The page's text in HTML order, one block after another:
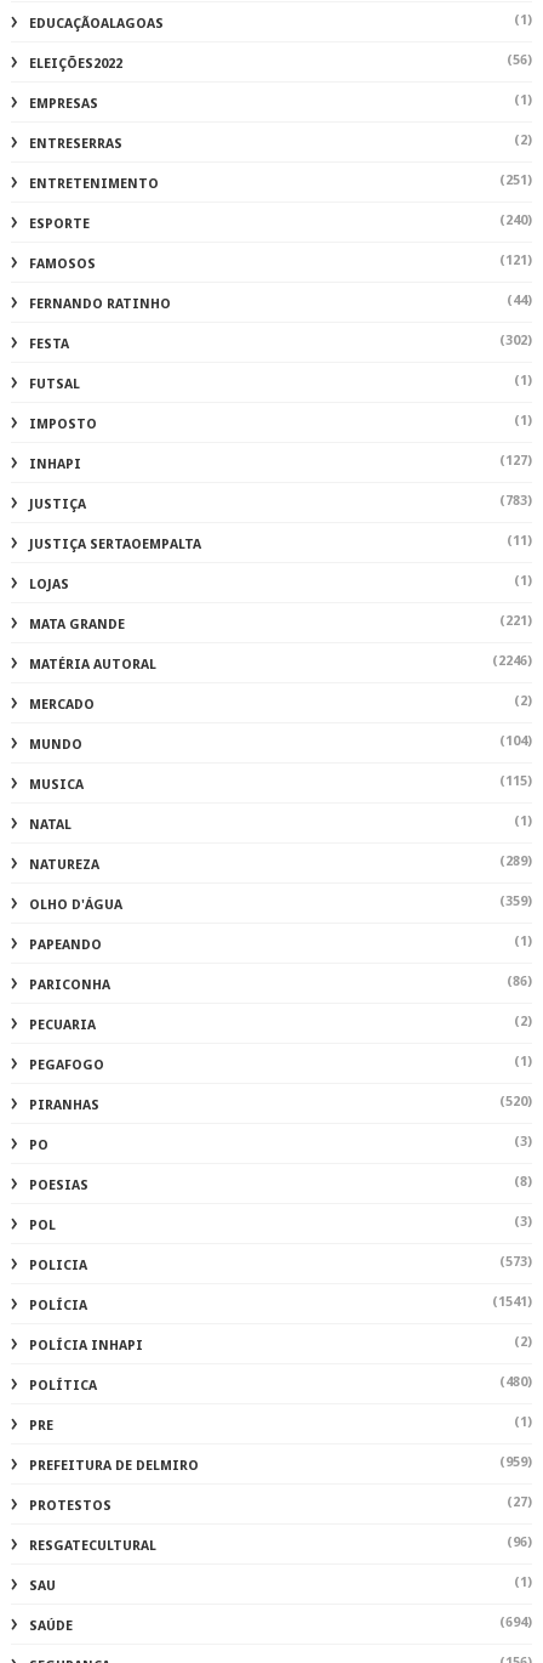
EDUCAÇÃOALAGOAS (1)
ELEIÇÕES2022 (56)
EMPRESAS (1)
ENTRESERRAS (2)
ENTRETENIMENTO (251)
ESPORTE (240)
FAMOSOS (121)
FERNANDO RATINHO (44)
FESTA (302)
FUTSAL (1)
IMPOSTO (1)
INHAPI (127)
JUSTIÇA (783)
JUSTIÇA SERTAOEMPALTA (11)
LOJAS (1)
MATA GRANDE (221)
MATÉRIA AUTORAL (2246)
MERCADO (2)
MUNDO (104)
MUSICA (115)
NATAL (1)
NATUREZA (289)
OLHO D'ÁGUA (359)
PAPEANDO (1)
PARICONHA (86)
PECUARIA (2)
PEGAFOGO (1)
PIRANHAS (520)
PO (3)
POESIAS (8)
POL (3)
POLICIA (573)
POLÍCIA (1541)
POLÍCIA INHAPI (2)
POLÍTICA (480)
PRE (1)
PREFEITURA DE DELMIRO (959)
PROTESTOS (27)
RESGATECULTURAL (96)
SAU (1)
SAÚDE (694)